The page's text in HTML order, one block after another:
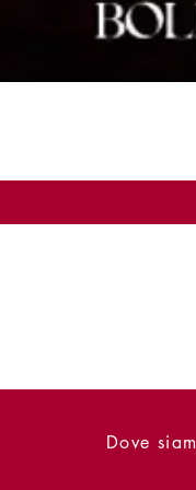
Dove